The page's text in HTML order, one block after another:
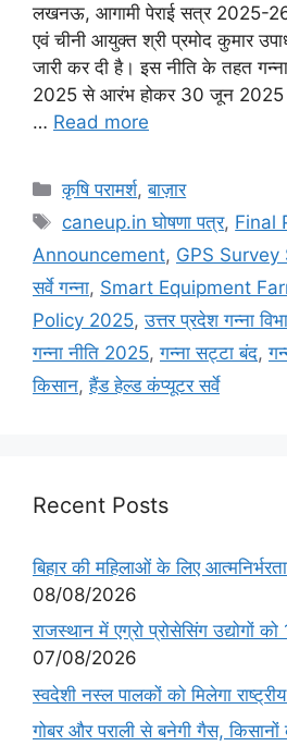
लखनऊ, आगामी पेराई सत्र 2025-
एवं चीनी आयुक्त श्री प्रमोद कुमार
जारी कर दी है। इस नीति के तहत
2025 से आरंभ होकर 30 जून 2025
… Read more
कृषि परामर्श,बाज़ार
caneup.in घोषणा पत्र, Final
Announcement, GPS Survey
सर्वे गन्ना, Smart Equipment
Policy 2025,उत्तर प्रदेश गन्ना
गन्ना नीति 2025,गन्ना सट्टा बंद,
किसान,हैंड हेल्ड कंप्यूटर सर्वे
Recent Posts
बिहार की महिलाओं के लिए
08/08/2026
राजस्थान में एग्रो प्रोसेसिंग उद्योगों
07/08/2026
स्वदेशी नस्ल पालकों को मिलेगा
गोबर और पराली से बनेगी गैस, किसानों